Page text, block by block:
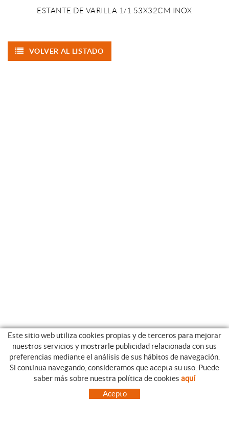
ESTANTE DE VARILLA 1/1 53X32CM INOX
VOLVER AL LISTADO
CATEGORIAS GUIA DE COMPRA
CONDICIONES DE COMPRA
PAGO
Este sitio web utiliza cookies propias y de terceros para mejorar
nuestros servicios y mostrarle publicidad relacionada con sus
preferencias mediante el análisis de sus hábitos de navegación.
Si continua navegando, consideramos que acepta su uso. Puede
saber más sobre nuestra política de cookies aquí
Acepto